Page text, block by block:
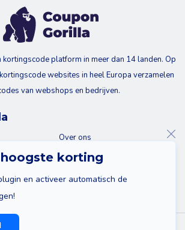
korting
en activeer automatisch de
platform in meer dan 14 landen. Op
websites in heel Europa verzamelen
van webshops en bedrijven.
Over ons
Contact